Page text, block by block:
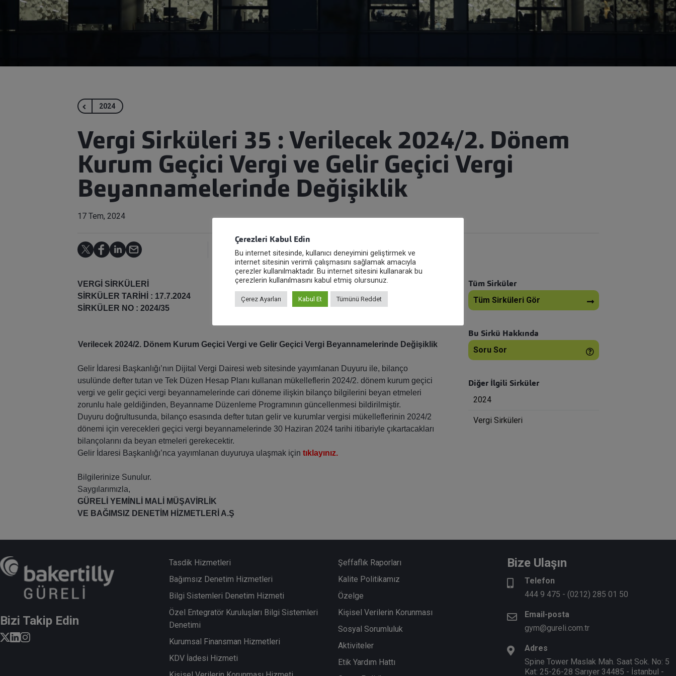
2024
Vergi Sirküleri 35 : Verilecek 2024/2. Dönem
Kurum Geçici Vergi ve Gelir Geçici Vergi
Beyannamelerinde Değişiklik
17 Tem, 2024
2024 Vergi Sirküleri
VERGİ SİRKÜLERİ
SİRKÜLER TARİHİ : 17.7.2024
SİRKÜLER NO : 2024/35
Verilecek 2024/2. Dönem Kurum Geçici Vergi ve Gelir Geçici Vergi Beyannamelerinde Değişiklik
Gelir İdaresi Başkanlığı’nın Dijital Vergi Dairesi web sitesinde yayımlanan Duyuru ile, bilanço
usulünde defter tutan ve Tek Düzen Hesap Planı kullanan mükelleflerin 2024/2. dönem kurum geçici
vergi ve gelir geçici vergi beyannamelerinde cari döneme ilişkin bilanço bilgilerini beyan etmeleri
zorunlu hale geldiğinden, Beyanname Düzenleme Programının güncellenmesi bildirilmiştir.
Duyuru doğrultusunda, bilanço esasında defter tutan gelir ve kurumlar vergisi mükelleflerinin 2024/2
dönemi için verecekleri geçici vergi beyannamelerinde 30 Haziran 2024 tarihi itibariyle çıkartacakları
bilançolarını da beyan etmeleri gerekecektir.
Gelir İdaresi Başkanlığı’nca yayımlanan duyuruya ulaşmak için tıklayınız.
Bilgilerinize Sunulur.
Saygılarımızla,
GÜRELİ YEMİNLİ MALİ MÜŞAVİRLİK
VE BAĞIMSIZ DENETİM HİZMETLERİ A.Ş
Tüm Sirküler
Tüm Sirküleri Gör
Bu Sirkü Hakkında
Soru Sor
Diğer İlgili Sirküler
2024
Vergi Sirküleri
Bizi Takip Edin
Tasdik Hizmetleri
Bağımsız Denetim Hizmetleri
Bilgi Sistemleri Denetim Hizmeti
Özel Entegratör Kuruluşları Bilgi Sistemleri
Denetimi
Kurumsal Finansman Hizmetleri
KDV İadesi Hizmeti
Şeffaflık Raporları
Kalite Politikamız
Özelge
Kişisel Verilerin Korunması
Sosyal Sorumluluk
Aktiviteler
Etik Yardım Hattı
Bize Ulaşın
Telefon
444 9 475 - (0212) 285 01 50
Email-posta
gym@gureli.com.tr
Adres
Spine Tower Maslak Mah. Saat Sok. No: 5
Kat: 25-26-28 Sarıyer 34485 - İstanbul -
Çerezleri Kabul Edin
Bu internet sitesinde, kullanıcı deneyimini geliştirmek ve
internet sitesinin verimli çalışmasını sağlamak amacıyla
çerezler kullanılmaktadır. Bu internet sitesini kullanarak bu
çerezlerin kullanılmasını kabul etmiş olursunuz.
Çerez Ayarları Kabul Et Tümünü Reddet